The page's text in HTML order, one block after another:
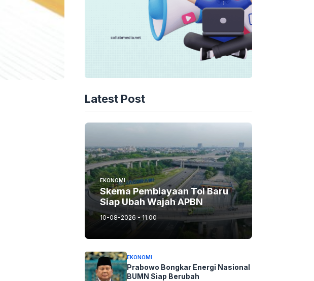
Latest Post
EKONOMI
Skema Pembiayaan Tol Baru
Siap Ubah Wajah APBN
10-08-2026 - 11.00
EKONOMI
Prabowo Bongkar Energi Nasional
BUMN Siap Berubah